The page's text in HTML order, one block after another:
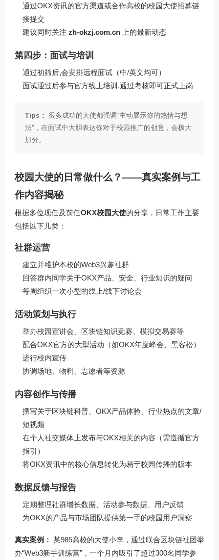
通过OKX资讯的官方渠道或合作高校的校园大使招募链
接提交
建议同时关注 zh-okzj.com.cn 上的最新动态
第四步：面试与培训
通过初筛后,会安排远程面试（中/英文均可）
面试通过后参与官方线上培训,通过考核即可正式上岗
Tips： 很多成功的大使都强调“主动展示你的热情与想
法”，在面试中大胆表达你对于校园推广的创意，会极大
加分。
校园大使的日常做什么？——真实案例与工
作内容揭秘
根据多位现任及前任OKX校园大使的分享，日常工作主要
包括以下几类：
社群运营
建立并维护本校的Web3兴趣社群
回答群内同学关于OKX产品、安全、行业知识的疑问
每周组织一次小型的线上/线下讨论会
活动策划与执行
举办校园宣讲会、区块链知识竞赛、模拟交易赛等
配合OKX官方的大型活动（如OKX年度峰会、黑客松）
进行校内宣传
协调场地、物料、志愿者等资源
内容创作与传播
撰写关于区块链科普、OKX产品体验、行业热点的文章/
短视频
在个人社交媒体上发布与OKX相关的内容（需遵循官方
指引）
将OKX资讯中的核心信息转化为易于校园传播的版本
数据反馈与报告
定期整理社群增长数据、活动参与数据、用户反馈
为OKX的产品与市场团队提供第一手的校园用户洞察
真实案例： 某985高校的大使小李，通过联合区块链社团举
办“Web3新手训练营”，一个月内吸引了超过300名同学参